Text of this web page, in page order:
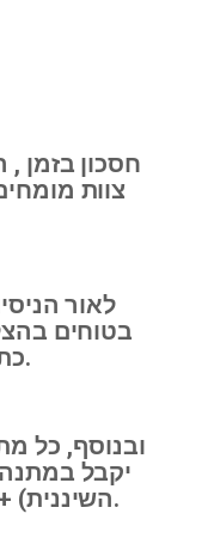
חסכון בזמן
צוות
לאור
בטוחים
כתובה על השיקום.
ובנוסף, כל
יקבל
השיננית) + מברשת שיניים איכותית.